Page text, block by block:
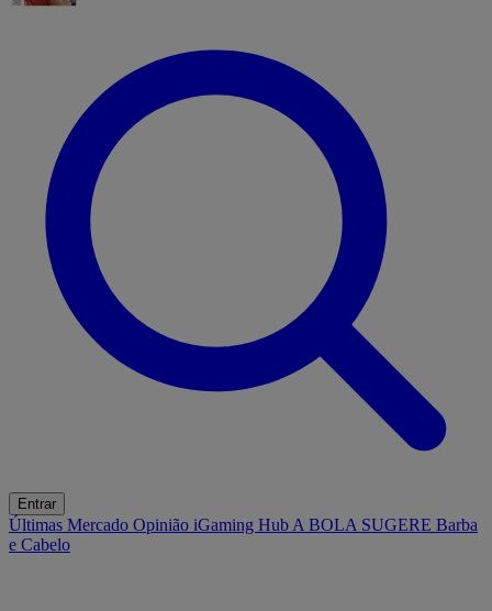
Entrar
Últimas Mercado Opinião iGaming Hub A BOLA SUGERE Barba
e Cabelo